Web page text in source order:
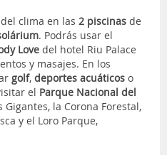
clima en las 2 piscinas de
. Podrás usar el
Love del hotel Riu Palace
y masajes. En los
golf, deportes acuáticos o
el Parque Nacional del
Gigantes, la Corona Forestal,
y el Loro Parque,